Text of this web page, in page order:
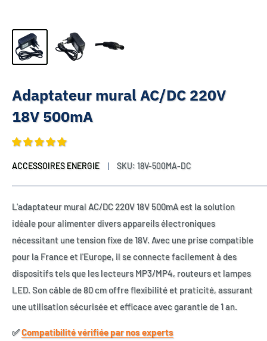
Adaptateur mural AC/DC 220V
18V 500mA
ACCESSOIRES ENERGIE SKU: 18V-500MA-DC
L'adaptateur mural AC/DC 220V 18V 500mA est la solution
idéale pour alimenter divers appareils électroniques
nécessitant une tension fixe de 18V. Avec une prise compatible
pour la France et l'Europe, il se connecte facilement à des
dispositifs tels que les lecteurs MP3/MP4, routeurs et lampes
LED. Son câble de 80 cm offre flexibilité et praticité, assurant
une utilisation sécurisée et efficace avec garantie de 1 an.
✅​Compatibilité vérifiée par nos experts